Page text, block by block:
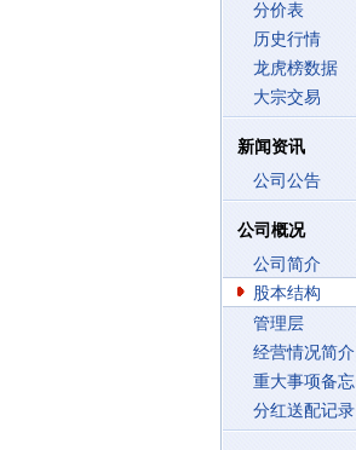
分价表
历史行情
龙虎榜数据
大宗交易
新闻资讯
公司公告
公司概况
公司简介
股本结构
管理层
经营情况简介
重大事项备忘
分红送配记录